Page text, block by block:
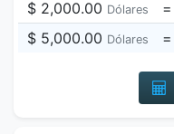
$ 2,000.00 Dólares =
$ 5,000.00 Dólares =